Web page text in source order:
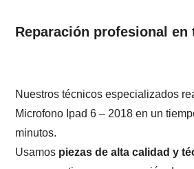
Reparación profesional en
Nuestros técnicos especializados
Microfono Ipad 6 – 2018 en un
minutos.
Usamos piezas de alta calidad y